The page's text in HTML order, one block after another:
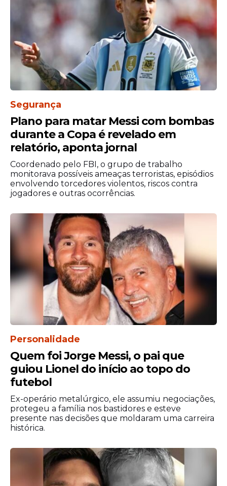
Segurança
Plano para matar Messi com bombas
durante a Copa é revelado em
relatório, aponta jornal
Coordenado pelo FBI, o grupo de trabalho
monitorava possíveis ameaças terroristas, episódios
envolvendo torcedores violentos, riscos contra
jogadores e outras ocorrências.
Personalidade
Quem foi Jorge Messi, o pai que
guiou Lionel do início ao topo do
futebol
Ex-operário metalúrgico, ele assumiu negociações,
protegeu a família nos bastidores e esteve
presente nas decisões que moldaram uma carreira
histórica.